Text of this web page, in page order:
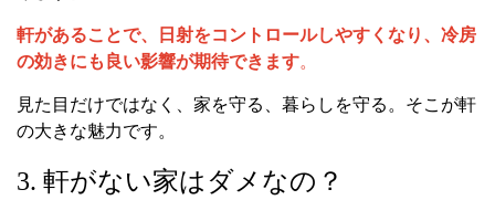
軒があることで、日射をコントロールしやすくなり、冷房
の効きにも良い影響が期待できます。
見た目だけではなく、家を守る、暮らしを守る。そこが軒
の大きな魅力です。
3. 軒がない家はダメなの？